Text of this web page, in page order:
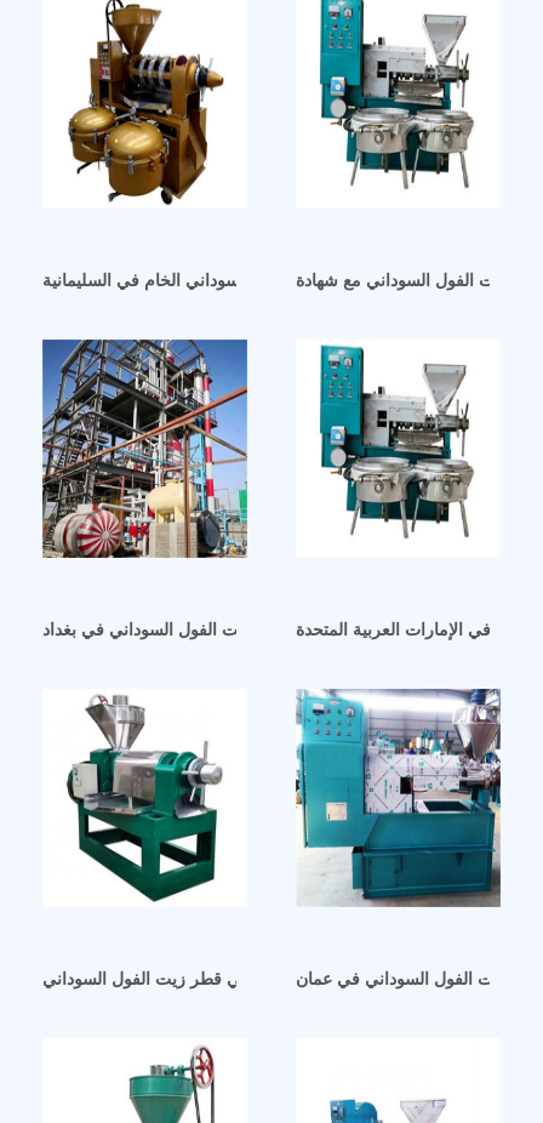
آلات لاستخراج زيت الفول السوداني الخام في السليمانية
زيت الفول السوداني – مطحنة معالجة زيت الفول السوداني في بغداد
في الإمارات العربية المتحدة
عملية استخلاص زيت الفول السوداني في قطر زيت الفول السوداني
زيت الفول السوداني في عمان